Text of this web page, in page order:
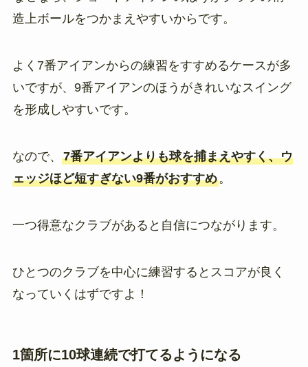
造上ボールをつかまえやすいからです。
よく7番アイアンからの練習をすすめるケースが多
いですが、9番アイアンのほうがきれいなスイング
を形成しやすいです。
なので、 7番アイアンよりも球を捕まえやすく、ウ
ェッジほど短すぎない9番がおすすめ。
一つ得意なクラブがあると自信につながります。
ひとつのクラブを中心に練習するとスコアが良く
なっていくはずですよ！
1箇所に10球連続で打てるようになる